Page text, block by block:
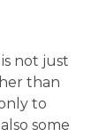
not just
than
to
some